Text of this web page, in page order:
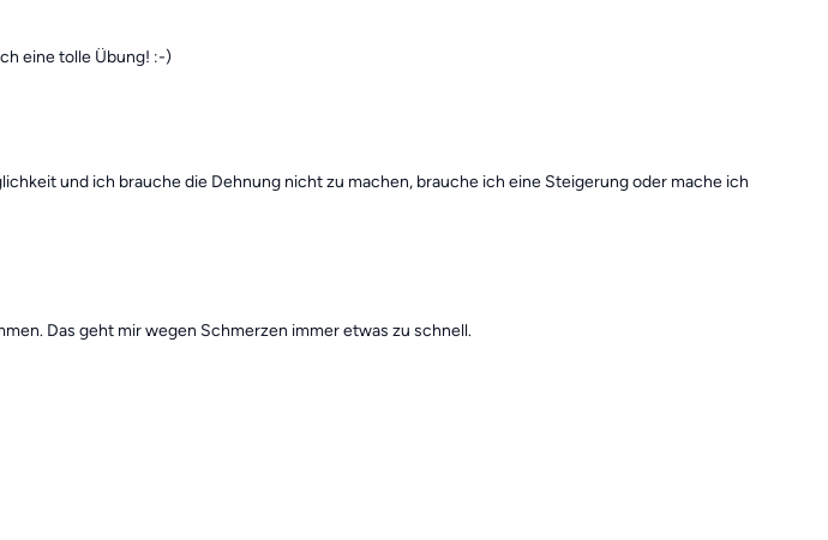
eine tolle Übung! :-)
und ich brauche die Dehnung nicht zu machen, brauche ich eine Steigerung oder mache ich
Das geht mir wegen Schmerzen immer etwas zu schnell.